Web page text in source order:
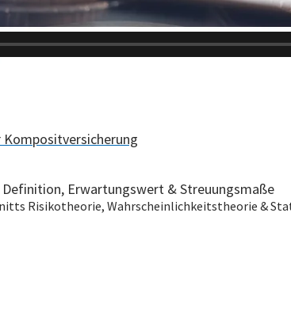
Erwartungswert & Streuungsmaße
Risikotheorie, Wahrscheinlichkeitstheorie &